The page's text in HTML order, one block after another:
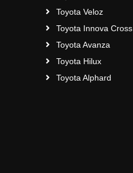
Toyota Veloz
Toyota Innova Cross
Toyota Avanza
Toyota Hilux
Toyota Alphard